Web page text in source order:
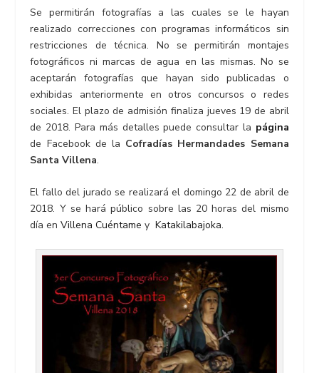
Se permitirán fotografías a las cuales se le hayan
realizado correcciones con programas informáticos sin
restricciones de técnica. No se permitirán montajes
fotográficos ni marcas de agua en las mismas. No se
aceptarán fotografías que hayan sido publicadas o
exhibidas anteriormente en otros concursos o redes
sociales. El plazo de admisión finaliza jueves 19 de abril
de 2018. Para más detalles puede consultar la página
de Facebook de la Cofradías Hermandades Semana
Santa Villena.
El fallo del jurado se realizará el domingo 22 de abril de
2018. Y se hará público sobre las 20 horas del mismo
día enVillena Cuéntame yKatakilabajoka.